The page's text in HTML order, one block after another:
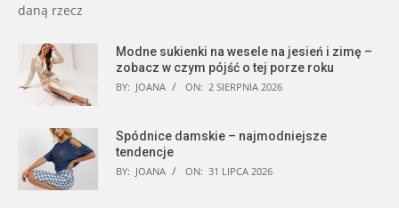
daną rzecz
Modne sukienki na wesele na jesień i zimę –
zobacz w czym pójść o tej porze roku
BY: JOANA ON: 2 SIERPNIA 2026
Spódnice damskie – najmodniejsze
tendencje
BY: JOANA ON: 31 LIPCA 2026